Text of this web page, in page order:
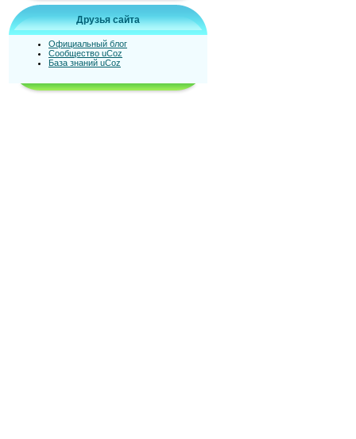
Друзья сайта
Официальный блог
Сообщество uCoz
База знаний uCoz